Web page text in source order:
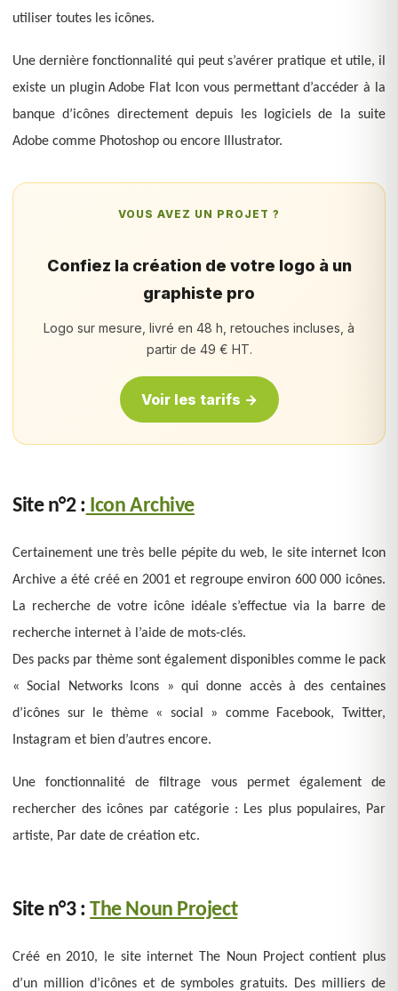
utiliser toutes les icônes.
Une dernière fonctionnalité qui peut s’avérer pratique et utile, il
existe un plugin Adobe Flat Icon vous permettant d’accéder à la
banque d’icônes directement depuis les logiciels de la suite
Adobe comme Photoshop ou encore Illustrator.
VOUS AVEZ UN PROJET ?
Confiez la création de votre logo à un
graphiste pro
Logo sur mesure, livré en 48 h, retouches incluses, à
partir de 49 € HT.
Voir les tarifs →
Site n°2 : Icon Archive
Certainement une très belle pépite du web, le site internet Icon
Archive a été créé en 2001 et regroupe environ 600 000 icônes.
La recherche de votre icône idéale s’effectue via la barre de
recherche internet à l’aide de mots-clés.
Des packs par thème sont également disponibles comme le pack
« Social Networks Icons » qui donne accès à des centaines
d’icônes sur le thème « social » comme Facebook, Twitter,
Instagram et bien d’autres encore.
Une fonctionnalité de filtrage vous permet également de
rechercher des icônes par catégorie : Les plus populaires, Par
artiste, Par date de création etc.
Site n°3 :The Noun Project
Créé en 2010, le site internet The Noun Project contient plus
d’un million d’icônes et de symboles gratuits. Des milliers de